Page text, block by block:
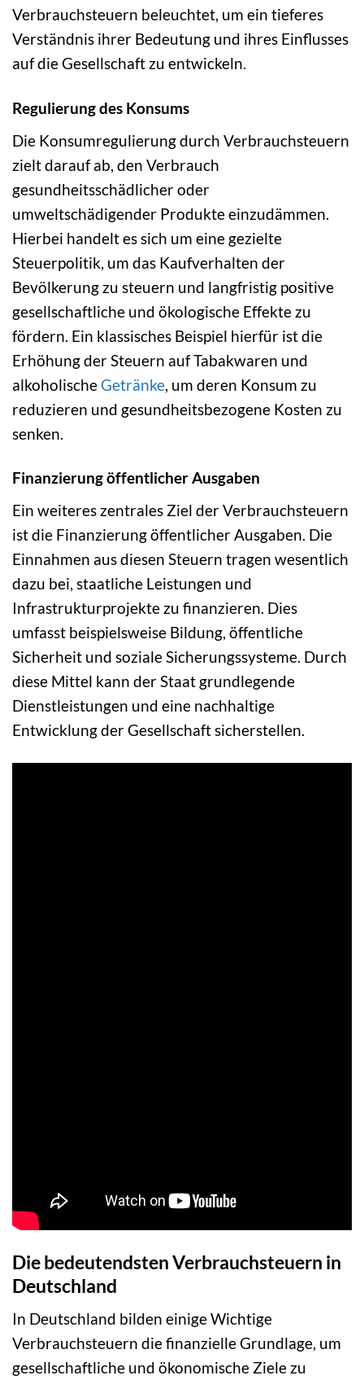
Verbrauchsteuern beleuchtet, um ein tieferes
Verständnis ihrer Bedeutung und ihres Einflusses
auf die Gesellschaft zu entwickeln.
Regulierung des Konsums
Die Konsumregulierung durch Verbrauchsteuern
zielt darauf ab, den Verbrauch
gesundheitsschädlicher oder
umweltschädigender Produkte einzudämmen.
Hierbei handelt es sich um eine gezielte
Steuerpolitik, um das Kaufverhalten der
Bevölkerung zu steuern und langfristig positive
gesellschaftliche und ökologische Effekte zu
fördern. Ein klassisches Beispiel hierfür ist die
Erhöhung der Steuern auf Tabakwaren und
alkoholische Getränke , um deren Konsum zu
reduzieren und gesundheitsbezogene Kosten zu
senken.
Finanzierung öffentlicher Ausgaben
Ein weiteres zentrales Ziel der Verbrauchsteuern
ist die Finanzierung öffentlicher Ausgaben. Die
Einnahmen aus diesen Steuern tragen wesentlich
dazu bei, staatliche Leistungen und
Infrastrukturprojekte zu finanzieren. Dies
umfasst beispielsweise Bildung, öffentliche
Sicherheit und soziale Sicherungssysteme. Durch
diese Mittel kann der Staat grundlegende
Dienstleistungen und eine nachhaltige
Entwicklung der Gesellschaft sicherstellen.
Die bedeutendsten Verbrauchsteuern in
Deutschland
In Deutschland bilden einige Wichtige
Verbrauchsteuern die finanzielle Grundlage, um
gesellschaftliche und ökonomische Ziele zu